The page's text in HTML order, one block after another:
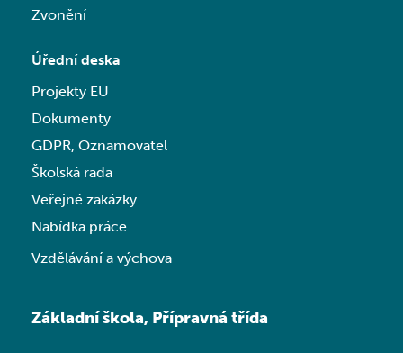
Zvonění
Úřední deska
Projekty EU
Dokumenty
GDPR, Oznamovatel
Školská rada
Veřejné zakázky
Nabídka práce
Vzdělávání a výchova
Základní škola, Přípravná třída